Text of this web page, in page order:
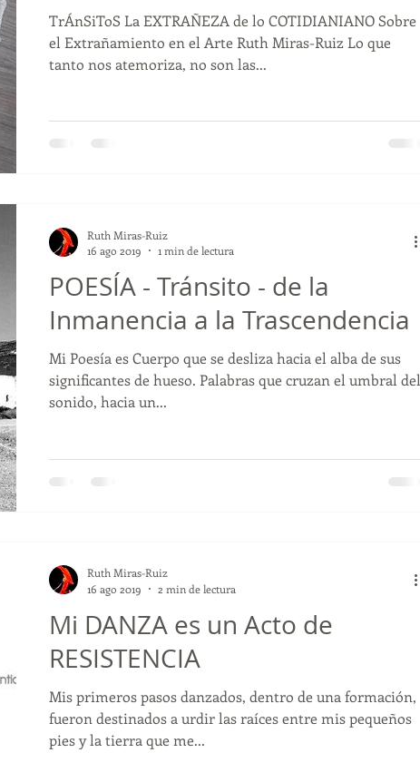
TrÁnSiToS La EXTRAÑEZA de lo COTIDIANIANO Sobre
el Extrañamiento en el Arte Ruth Miras-Ruiz Lo que
tanto nos atemoriza, no son las...
POESÍA - Tránsito - de la
Inmanencia a la Trascendencia
Mi Poesía es Cuerpo que se desliza hacia el alba de sus
significantes de hueso. Palabras que cruzan el umbral del
sonido, hacia un...
Ruth Miras-Ruiz
16 ago 2019
1 min de lectura
Mi DANZA es un Acto de
RESISTENCIA
Mis primeros pasos danzados, dentro de una formación,
fueron destinados a urdir las raíces entre mis pequeños
pies y la tierra que me...
Ruth Miras-Ruiz
16 ago 2019
2 min de lectura